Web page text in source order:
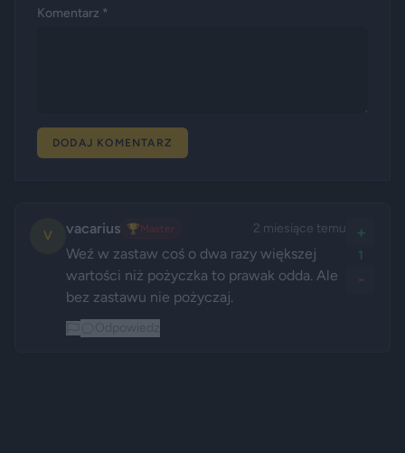
Komentarz *
DODAJ KOMENTARZ
V vacarius 🏆Master 2 miesiące temu
Weź w zastaw coś o dwa razy większej
wartości niż pożyczka to prawak odda. Ale
bez zastawu nie pożyczaj.
+
1
-